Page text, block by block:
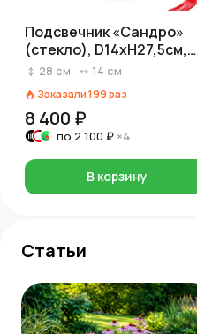
Подсвечник «Сандро»
(стекло), D14xH27,5см,
прозрачный
28 см 14 см
Заказали199раз
8 400 ₽
по 2 100 ₽ ×4
В корзину
Статьи